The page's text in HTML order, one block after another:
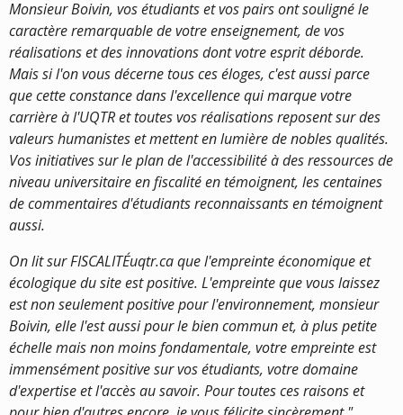
Monsieur Boivin, vos étudiants et vos pairs ont souligné le
caractère remarquable de votre enseignement, de vos
réalisations et des innovations dont votre esprit déborde.
Mais si l'on vous décerne tous ces éloges, c'est aussi parce
que cette constance dans l'excellence qui marque votre
carrière à l'UQTR et toutes vos réalisations reposent sur des
valeurs humanistes et mettent en lumière de nobles qualités.
Vos initiatives sur le plan de l'accessibilité à des ressources de
niveau universitaire en fiscalité en témoignent, les centaines
de commentaires d'étudiants reconnaissants en témoignent
aussi.
On lit sur FISCALITÉuqtr.ca que l'empreinte économique et
écologique du site est positive. L'empreinte que vous laissez
est non seulement positive pour l'environnement, monsieur
Boivin, elle l'est aussi pour le bien commun et, à plus petite
échelle mais non moins fondamentale, votre empreinte est
immensément positive sur vos étudiants, votre domaine
d'expertise et l'accès au savoir. Pour toutes ces raisons et